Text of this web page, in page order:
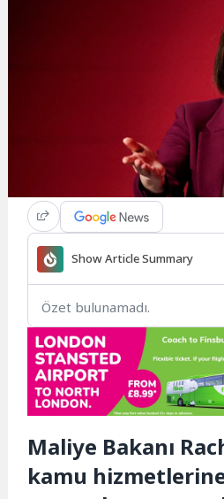
Show Article Summary
Özet bulunamadı.
Maliye Bakanı
kamu